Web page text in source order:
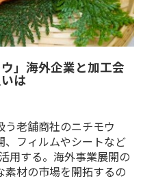
」海外企業と加工会
は
老舗商社のニチモウ
、フィルムやシートなど
用する。海外事業展開の
材の市場を開拓するの